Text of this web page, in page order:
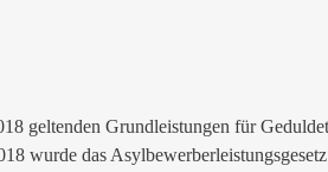
geltenden Grundleistungen für
wurde das